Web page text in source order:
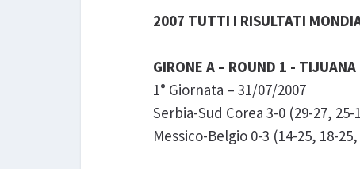
2007 TUTTI I RISULTATI
GIRONE A – ROUND 1 -
1° Giornata – 31/07/2007
Serbia-Sud Corea 3-0 (29-27, 25-
Messico-Belgio 0-3 (14-25, 18-25,